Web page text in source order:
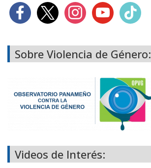
Sobre Violencia de Género:
Videos de Interés: